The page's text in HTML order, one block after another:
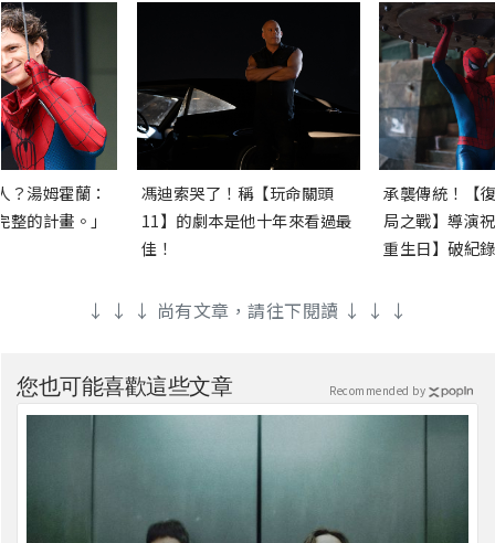
？湯姆霍蘭：
的計畫。」
馮迪索哭了！稱【玩命關頭
11】的劇本是他十年來看過最
佳！
承襲傳統！【
局之戰】導演
重生日】破紀
↓ ↓ ↓ 尚有文章，請往下閱讀 ↓ ↓ ↓
您也可能喜歡這些文章 Recommended by